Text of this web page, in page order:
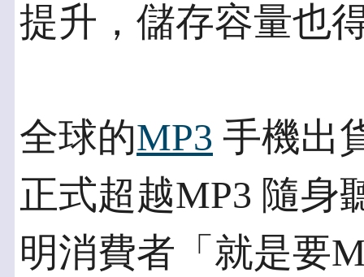
提升，儲存容量也
全球的MP3 手機出
正式超越MP3 隨身
明消費者「就是要